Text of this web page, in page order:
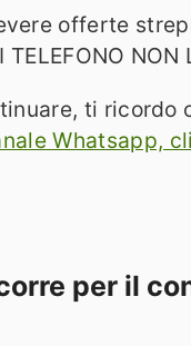
offerte
TELEFONO
ti
Whatsapp,
per il